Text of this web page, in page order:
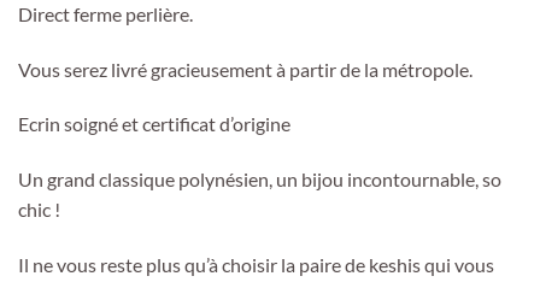
Direct ferme perlière.
Vous serez livré gracieusement à partir de la métropole.
Ecrin soigné et certificat d’origine
Un grand classique polynésien, un bijou incontournable, so
chic !
Il ne vous reste plus qu’à choisir la paire de keshis qui vous